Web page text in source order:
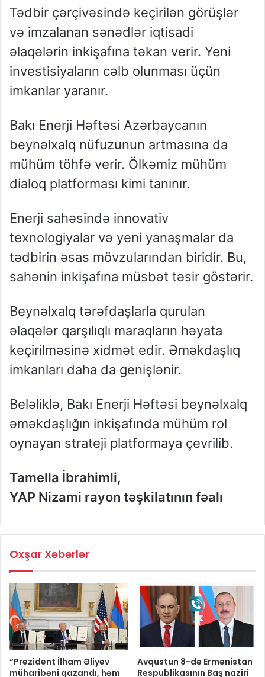
Tədbir çərçivəsində keçirilən görüşlər
və imzalanan sənədlər iqtisadi
əlaqələrin inkişafına təkan verir. Yeni
investisiyaların cəlb olunması üçün
imkanlar yaranır.
Bakı Enerji Həftəsi Azərbaycanın
beynəlxalq nüfuzunun artmasına da
mühüm töhfə verir. Ölkəmiz mühüm
dialoq platforması kimi tanınır.
Enerji sahəsində innovativ
texnologiyalar və yeni yanaşmalar da
tədbirin əsas mövzularından biridir. Bu,
sahənin inkişafına müsbət təsir göstərir.
Beynəlxalq tərəfdaşlarla qurulan
əlaqələr qarşılıqlı maraqların həyata
keçirilməsinə xidmət edir. Əməkdaşlıq
imkanları daha da genişlənir.
Beləliklə, Bakı Enerji Həftəsi beynəlxalq
əməkdaşlığın inkişafında mühüm rol
oynayan strateji platformaya çevrilib.
Tamella İbrahimli,
YAP Nizami rayon təşkilatının fəalı
Oxşar Xəbərlər
“Prezident İlham Əliyev
müharibəni qazandı, həm
Avqustun 8-də Ermənistan
Respublikasının Baş naziri